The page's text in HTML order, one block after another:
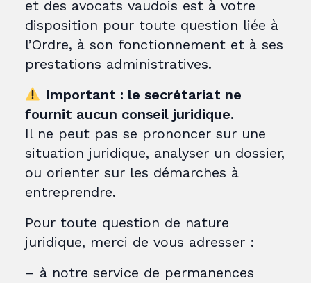
et des avocats vaudois est à votre
disposition pour toute question liée à
l’Ordre, à son fonctionnement et à ses
prestations administratives.
Important : le secrétariat ne
fournit aucun conseil juridique.
Il ne peut pas se prononcer sur une
situation juridique, analyser un dossier,
ou orienter sur les démarches à
entreprendre.
Pour toute question de nature
juridique, merci de vous adresser :
– à notre service de permanences